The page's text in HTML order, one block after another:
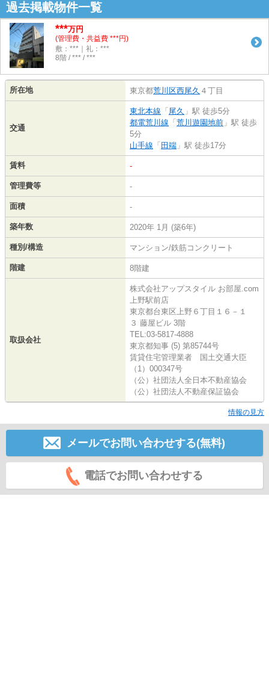
過去掲載物件一覧
***万円
(管理費・共益費 ***円)
敷：***｜礼：***
8階 / *** / ***
所在地 東京都荒川区西尾久 ４丁目
交通
東北本線 「 尾久 」駅 徒歩5分
都電荒川線 「 荒川遊園地前 」駅 徒歩
5分
山手線 「 田端 」駅 徒歩17分
賃料 -
管理費等 -
面積 -
築年数 2020年 1月 (築6年)
種別/構造 マンション/鉄筋コンクリート
階建 8階建
取扱会社
株式会社アップスタイル お部屋.com
上野駅前店
東京都台東区上野６丁目１６－１
３ 藤屋ビル 3階
TEL:03-5817-4888
東京都知事 (5) 第85744号
賃貸住宅管理業者 国土交通大臣
（1）000347号
（公）社団法人全日本不動産協会
（公）社団法人不動産保証協会
情報の見方
メールでお問い合わせする(無料)
電話でお問い合わせする